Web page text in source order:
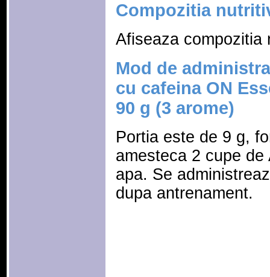
Compozitia
Afiseaza compozitia
Mod de
cu cafeina ON
90 g (3 arome)
Portia este de 9 g,
amesteca 2 cupe
apa. Se
dupa antrenament.